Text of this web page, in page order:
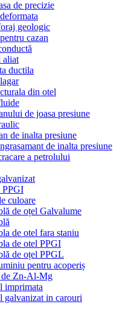
de precizie
geologic
cazan
aliat
ductila
din otel
de joasa presiune
de inalta presiune
de inalta presiune
a petrolului
PPGI
culoare
de oțel Galvalume
de otel fara staniu
de otel PPGI
de oțel PPGL
pentru acoperiș
Zn-Al-Mg
imprimata
galvanizat in carouri